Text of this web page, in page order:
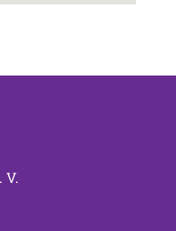
V.